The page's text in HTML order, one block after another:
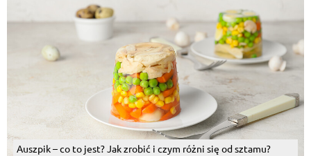
Auszpik – co to jest? Jak zrobić i czym różni się od sztamu?